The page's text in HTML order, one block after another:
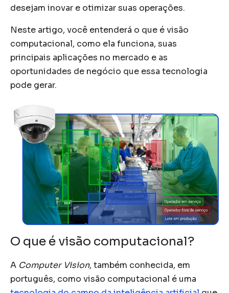
desejam inovar e otimizar suas operações.
Neste artigo, você entenderá o que é visão
computacional, como ela funciona, suas
principais aplicações no mercado e as
oportunidades de negócio que essa tecnologia
pode gerar.
O que é visão computacional?
A Computer Vision, também conhecida, em
português, como visão computacional é uma